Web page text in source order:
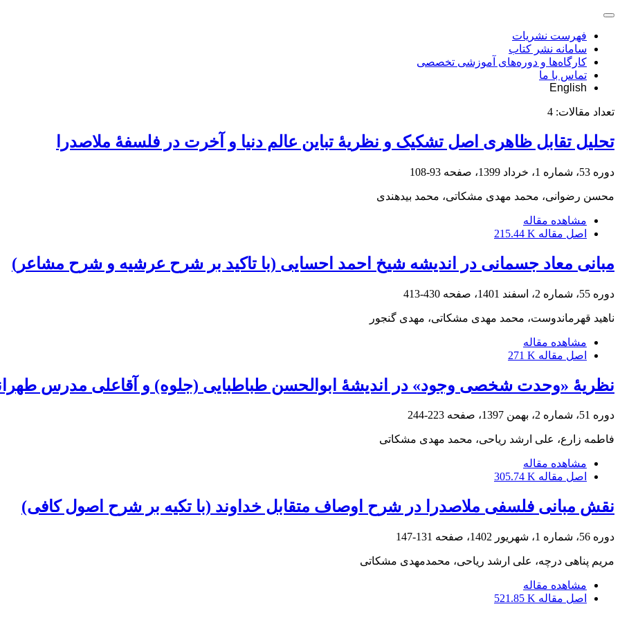
فهرست نشریات
سامانه نشر کتاب
کارگاه‌ها و دوره‌های آموزشی تخصصی
تماس با ما
English
تعداد مقالات: 4
تحلیل تقابل ظاهری اصل تشکیک و نظریۀ تباین عالم دنیا و آخرت در فلسفۀ ملاصدرا
دوره 53، شماره 1، خرداد 1399، صفحه 93-108
محسن رضوانی، محمد مهدی مشکاتی، محمد بیدهندی
مشاهده مقاله
اصل مقاله 215.44 K
مبانی معاد جسمانی در اندیشه شیخ احمد احسایی (با تاکید بر شرح عرشیه و شرح مشاعر)
دوره 55، شماره 2، اسفند 1401، صفحه 430-413
ناهید قهرماندوست، محمد مهدی مشکاتی، مهدی گنجور
مشاهده مقاله
اصل مقاله 271 K
نظریۀ «وحدت ‌شخصی وجود» در اندیشۀ ابوالحسن ‌طباطبایی (جلوه) و آقاعلی‌ مدرس
دوره 51، شماره 2، بهمن 1397، صفحه 223-244
فاطمه زارع، علی ارشد ریاحی، محمد مهدی مشکاتی
مشاهده مقاله
اصل مقاله 305.74 K
نقش مبانی فلسفی ملاصدرا در شرح اوصاف متقابل خداوند (با تکیه ‌بر شرح اصول کافی)
دوره 56، شماره 1، شهریور 1402، صفحه 131-147
مریم پناهی درچه، علی ارشد ریاحی، محمدمهدی مشکاتی
مشاهده مقاله
اصل مقاله 521.85 K